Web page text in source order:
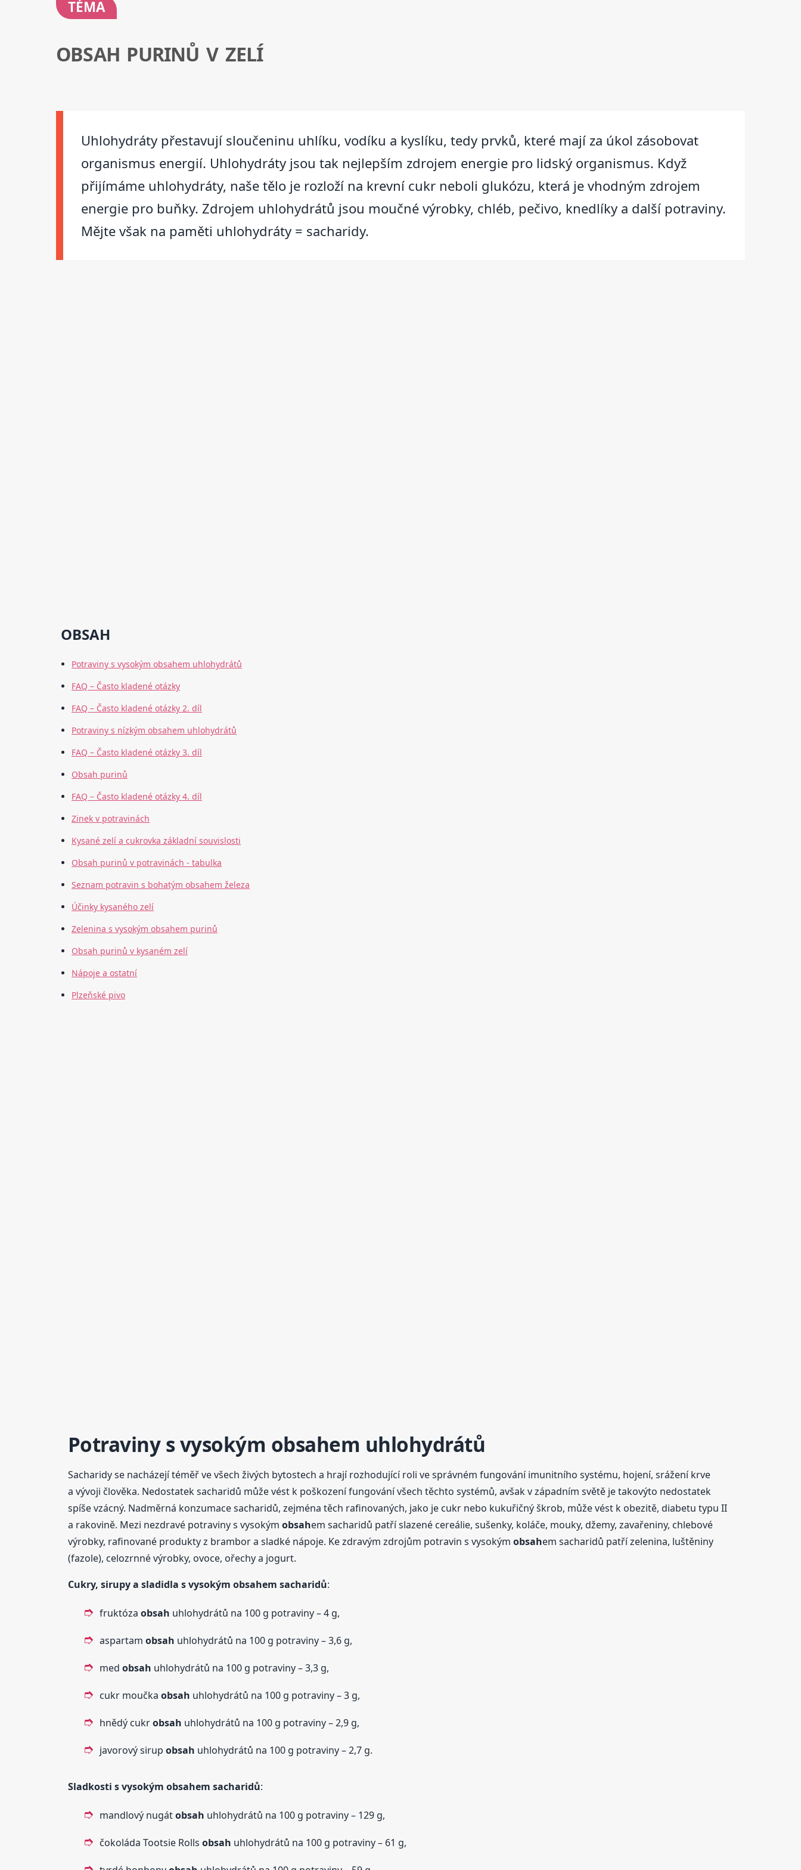
TÉMA
OBSAH PURINŮ V ZELÍ
Uhlohydráty přestavují sloučeninu uhlíku, vodíku a kyslíku, tedy prvků, které mají za úkol zásobovat
organismus energií. Uhlohydráty jsou tak nejlepším zdrojem energie pro lidský organismus. Když
přijímáme uhlohydráty, naše tělo je rozloží na krevní cukr neboli glukózu, která je vhodným zdrojem
energie pro buňky. Zdrojem uhlohydrátů jsou moučné výrobky, chléb, pečivo, knedlíky a další potraviny.
Mějte však na paměti uhlohydráty = sacharidy.
OBSAH
Potraviny s vysokým obsahem uhlohydrátů
FAQ – Často kladené otázky
FAQ – Často kladené otázky 2. díl
Potraviny s nízkým obsahem uhlohydrátů
FAQ – Často kladené otázky 3. díl
Obsah purinů
FAQ – Často kladené otázky 4. díl
Zinek v potravinách
Kysané zelí a cukrovka základní souvislosti
Obsah purinů v potravinách - tabulka
Seznam potravin s bohatým obsahem železa
Účinky kysaného zelí
Zelenina s vysokým obsahem purinů
Obsah purinů v kysaném zelí
Nápoje a ostatní
Plzeňské pivo
Potraviny s vysokým obsahem uhlohydrátů
Sacharidy se nacházejí téměř ve všech živých bytostech a hrají rozhodující roli ve správném fungování imunitního systému, hojení, srážení krve
a vývoji člověka. Nedostatek sacharidů může vést k poškození fungování všech těchto systémů, avšak v západním světě je takovýto nedostatek
spíše vzácný. Nadměrná konzumace sacharidů, zejména těch rafinovaných, jako je cukr nebo kukuřičný škrob, může vést k obezitě, diabetu typu II
a rakovině. Mezi nezdravé potraviny s vysokým obsahem sacharidů patří slazené cereálie, sušenky, koláče, mouky, džemy, zavařeniny, chlebové
výrobky, rafinované produkty z brambor a sladké nápoje. Ke zdravým zdrojům potravin s vysokým obsahem sacharidů patří zelenina, luštěniny
(fazole), celozrnné výrobky, ovoce, ořechy a jogurt.
Cukry, sirupy a sladidla s vysokým obsahem sacharidů:
fruktóza obsah uhlohydrátů na 100 g potraviny – 4 g,
aspartam obsah uhlohydrátů na 100 g potraviny – 3,6 g,
med obsah uhlohydrátů na 100 g potraviny – 3,3 g,
cukr moučka obsah uhlohydrátů na 100 g potraviny – 3 g,
hnědý cukrobsah uhlohydrátů na 100 g potraviny – 2,9 g,
javorový sirup obsah uhlohydrátů na 100 g potraviny – 2,7 g.
Sladkosti s vysokým obsahem sacharidů:
mandlový nugátobsah uhlohydrátů na 100 g potraviny – 129 g,
čokoláda Tootsie Rolls obsah uhlohydrátů na 100 g potraviny – 61 g,